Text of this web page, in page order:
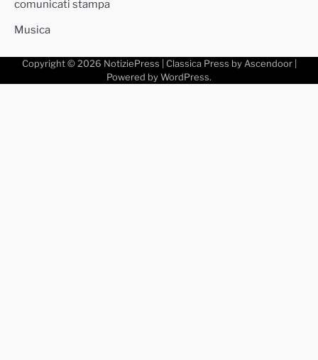
comunicati stampa
Musica
Copyright © 2026 NotiziePress | Classica Press by Ascendoor|
Powered by WordPress.